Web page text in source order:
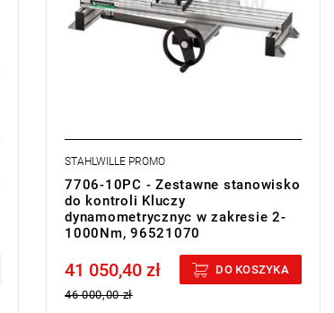
STAHLWILLE PROMO
7706-10PC - Zestawne stanowisko
do kontroli Kluczy
dynamometrycznyc w zakresie 2-
1000Nm, 96521070
Price tax included
41 050,40 zł
46 000,00 zł
DO KOSZYKA